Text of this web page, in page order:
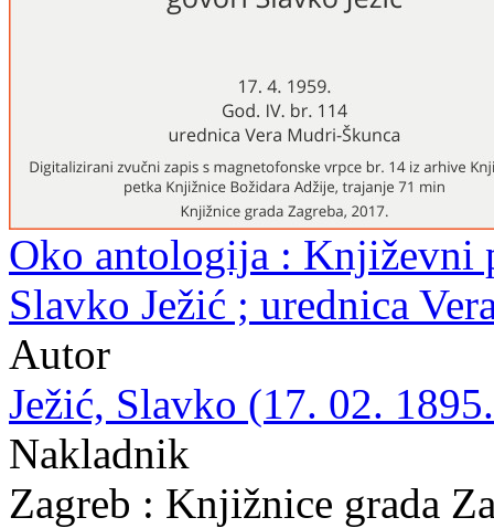
Oko antologija : Književni
Slavko Ježić ; urednica
Autor
Ježić, Slavko (17. 02.
Nakladnik
Zagreb : Knjižnice grada